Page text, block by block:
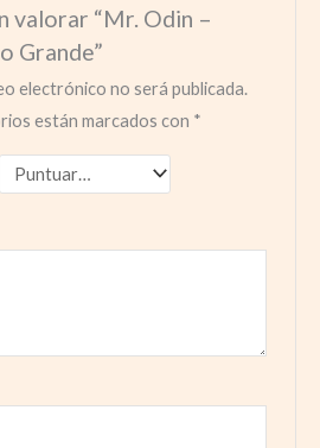
valorar “Mr. Odin –
Grande”
electrónico no será publicada.
están marcados con *